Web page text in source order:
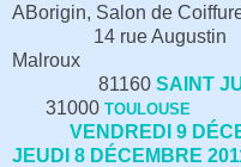
ABorigin, Salon de
14 rue Augustin
Malroux 7
81160 SAINT
31000 TOULOUSE
VENDREDI 9
JEUDI 8 DÉCEMBRE